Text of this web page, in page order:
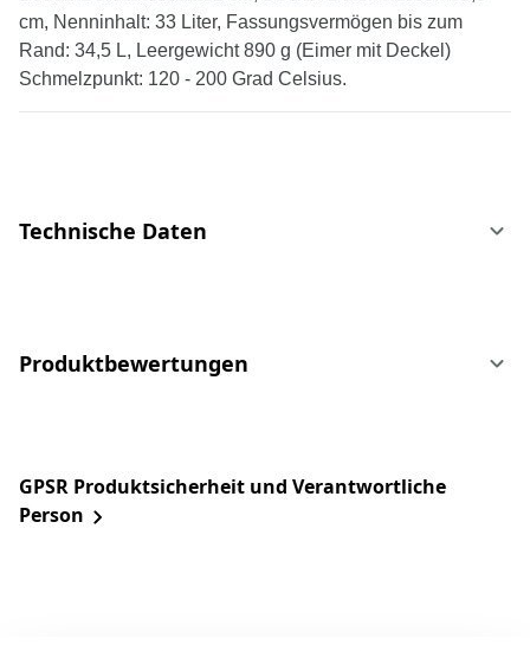
cm, Nenninhalt: 33 Liter, Fassungsvermögen bis zum
Rand: 34,5 L, Leergewicht 890 g (Eimer mit Deckel)
Schmelzpunkt: 120 - 200 Grad Celsius.
Technische Daten
Produktbewertungen
GPSR Produktsicherheit und Verantwortliche
Person